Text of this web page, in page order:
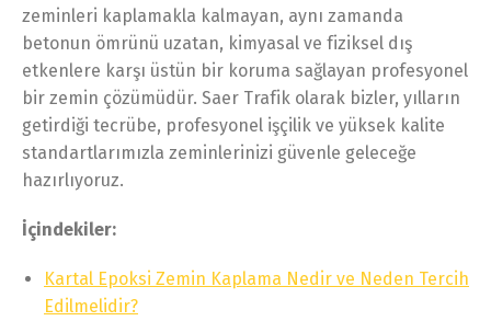
zeminleri kaplamakla kalmayan, aynı zamanda
betonun ömrünü uzatan, kimyasal ve fiziksel dış
etkenlere karşı üstün bir koruma sağlayan profesyonel
bir zemin çözümüdür. Saer Trafik olarak bizler, yılların
getirdiği tecrübe, profesyonel işçilik ve yüksek kalite
standartlarımızla zeminlerinizi güvenle geleceğe
hazırlıyoruz.
İçindekiler:
Kartal Epoksi Zemin Kaplama Nedir ve Neden Tercih
Edilmelidir?